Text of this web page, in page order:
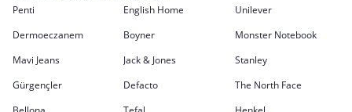
Penti English Home
Unilever
Dermoeczanem
Boyner
Monster Notebook
Mavi Jeans
Jack & Jones
Stanley
Gürgençler
Defacto
The North Face